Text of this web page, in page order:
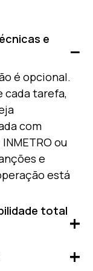
e
é opcional.
cada tarefa,
com
INMETRO ou
e
está
total
clínicos,
de